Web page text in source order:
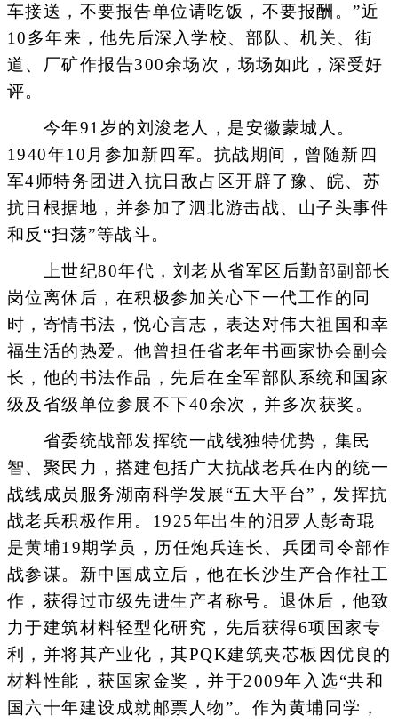
车接送，不要报告单位请吃饭，不要报酬。”近
10多年来，他先后深入学校、部队、机关、街
道、厂矿作报告300余场次，场场如此，深受好
评。
今年91岁的刘浚老人，是安徽蒙城人。
1940年10月参加新四军。抗战期间，曾随新四
军4师特务团进入抗日敌占区开辟了豫、皖、苏
抗日根据地，并参加了泗北游击战、山子头事件
和反“扫荡”等战斗。
上世纪80年代，刘老从省军区后勤部副部长
岗位离休后，在积极参加关心下一代工作的同
时，寄情书法，悦心言志，表达对伟大祖国和幸
福生活的热爱。他曾担任省老年书画家协会副会
长，他的书法作品，先后在全军部队系统和国家
级及省级单位参展不下40余次，并多次获奖。
省委统战部发挥统一战线独特优势，集民
智、聚民力，搭建包括广大抗战老兵在内的统一
战线成员服务湖南科学发展“五大平台”，发挥抗
战老兵积极作用。1925年出生的汨罗人彭奇琨
是黄埔19期学员，历任炮兵连长、兵团司令部作
战参谋。新中国成立后，他在长沙生产合作社工
作，获得过市级先进生产者称号。退休后，他致
力于建筑材料轻型化研究，先后获得6项国家专
利，并将其产业化，其PQK建筑夹芯板因优良的
材料性能，获国家金奖，并于2009年入选“共和
国六十年建设成就邮票人物”。作为黄埔同学，